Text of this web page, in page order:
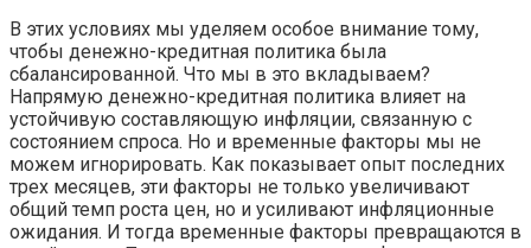
В этих условиях мы уделяем особое внимание тому,
чтобы денежно-кредитная политика была
сбалансированной. Что мы в это вкладываем?
Напрямую денежно-кредитная политика влияет на
устойчивую составляющую инфляции, связанную с
состоянием спроса. Но и временные факторы мы не
можем игнорировать. Как показывает опыт последних
трех месяцев, эти факторы не только увеличивают
общий темп роста цен, но и усиливают инфляционные
ожидания. И тогда временные факторы превращаются в